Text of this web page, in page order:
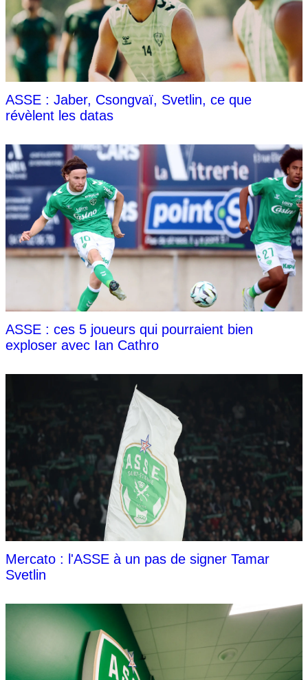
ASSE : Jaber, Csongvaï, Svetlin, ce que
révèlent les datas
ASSE : ces 5 joueurs qui pourraient bien
exploser avec Ian Cathro
Mercato : l'ASSE à un pas de signer Tamar
Svetlin